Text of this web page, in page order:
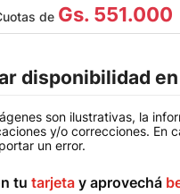
de Gs. 551.000
disponibilidad
son ilustrativas, la
y/o correcciones. En
un error.
tu tarjeta y aprovechá